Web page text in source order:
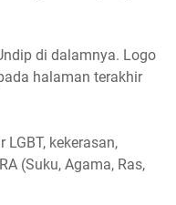
di dalamnya. Logo
halaman terakhir
kekerasan,
(Suku, Agama, Ras,